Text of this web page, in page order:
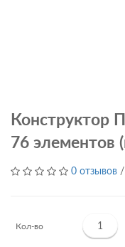
Конструктор
76 элементов
0 отзывов /
Кол-во